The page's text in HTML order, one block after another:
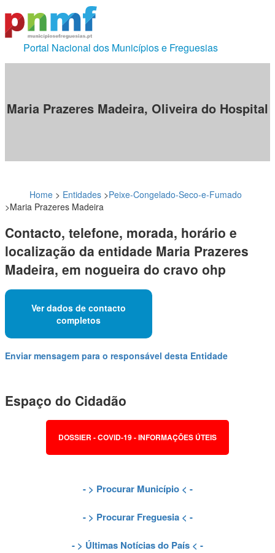
Portal Nacional dos Municípios e Freguesias
Maria Prazeres Madeira, Oliveira do Hospital
Home > Entidades >Peixe-Congelado-Seco-e-Fumado
>Maria Prazeres Madeira
Contacto, telefone, morada, horário e
localização da entidade Maria Prazeres
Madeira, em nogueira do cravo ohp
Ver dados de contacto
completos
Enviar mensagem para o responsável desta Entidade
Espaço do Cidadão
DOSSIER - COVID-19 - INFORMAÇÕES ÚTEIS
- > Procurar Município< -
- > Procurar Freguesia< -
- > Últimas Notícias do País < -